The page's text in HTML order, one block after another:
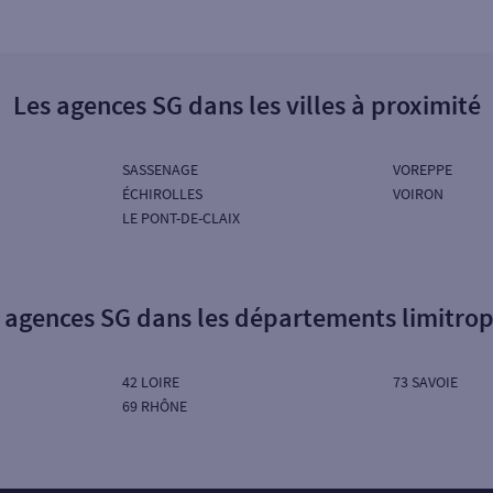
Les agences SG dans les villes à proximité
SASSENAGE
ÉCHIROLLES
LE PONT-DE-CLAIX
VOREPPE
VOIRON
agences SG dans les départements
42 LOIRE
69 RHÔNE
73 SAVOIE